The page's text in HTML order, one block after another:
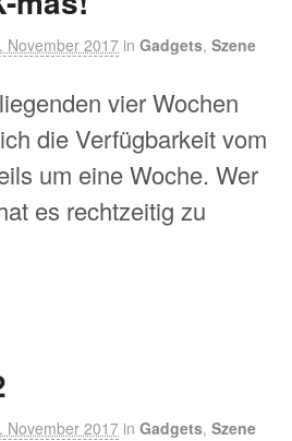
November 2017 in Gadgets, Szene
vier Wochen
die Verfügbarkeit vom
um eine Woche. Wer
es rechtzeitig zu
November 2017 in Gadgets, Szene